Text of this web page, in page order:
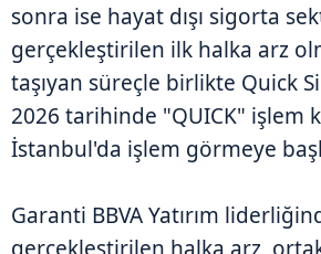
sonra ise hayat dışı sigorta
gerçekleştirilen ilk halka arz
taşıyan süreçle birlikte Quick
2026 tarihinde "QUICK" işlem
İstanbul'da işlem görmeye
Garanti BBVA Yatırım